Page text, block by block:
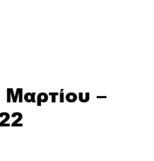
–